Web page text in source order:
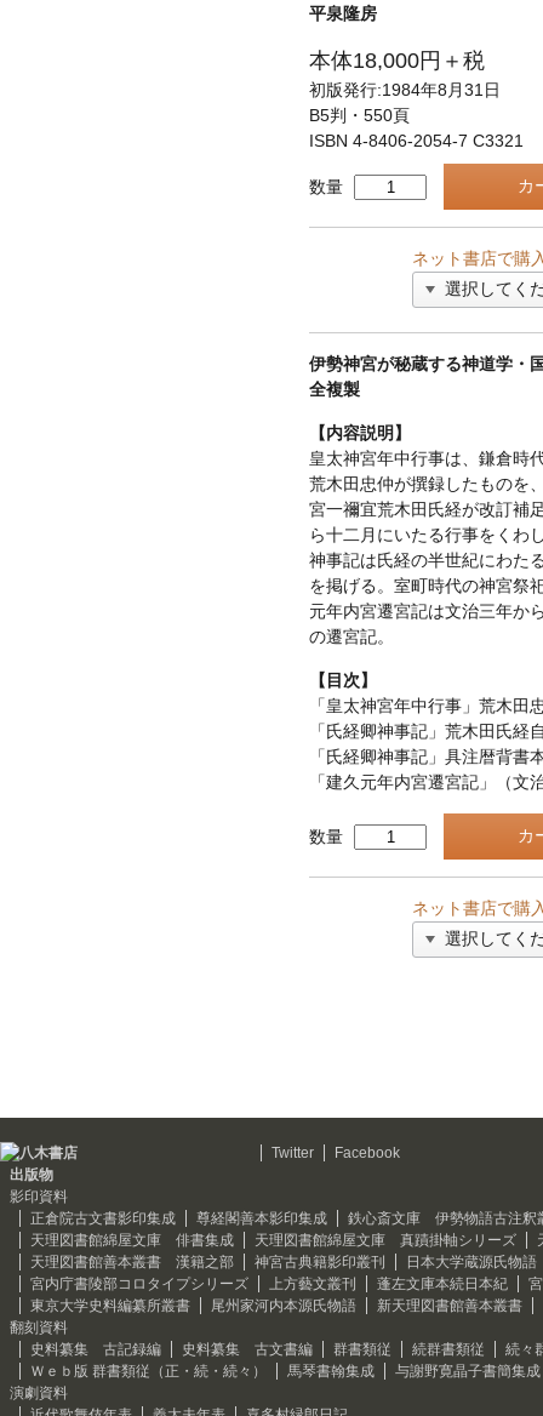
平泉隆房
本体18,000円＋税
初版発行:1984年8月31日
B5判・550頁
ISBN 4-8406-2054-7 C3321
数量
ネット書店で購
伊勢神宮が秘蔵する神道学・
全複製
【内容説明】
皇太神宮年中行事は、鎌倉時
荒木田忠仲が撰録したものを
宮一禰宜荒木田氏経が改訂補
ら十二月にいたる行事をくわ
神事記は氏経の半世紀にわた
を掲げる。室町時代の神宮祭
元年内宮遷宮記は文治三年か
の遷宮記。
【目次】
「皇太神宮年中行事」荒木田
「氏経卿神事記」荒木田氏経
「氏経卿神事記」具注暦背書
「建久元年内宮遷宮記」（文
数量
ネット書店で購
Twitter
Facebook
出版物
影印資料
正倉院古文書影印集成
尊経閣善本影印集成
鉄心斎文庫 伊勢物語古注釈
天理図書館綿屋文庫 俳書集成
天理図書館綿屋文庫 真蹟掛軸シリーズ
天理図書館善本叢書 漢籍之部
神宮古典籍影印叢刊
日本大学蔵源氏物語
宮内庁書陵部コロタイプシリーズ
上方藝文叢刊 蓬左文庫本続日本紀
東京大学史料編纂所叢書
尾州家河内本源氏物語
新天理図書館善本叢書
翻刻資料
史料纂集 古記録編
史料纂集 古文書編 群書類従 続群書類従
続々
Ｗｅｂ版 群書類従（正・続・続々）
馬琴書翰集成
与謝野寛晶子書簡集成
演劇資料